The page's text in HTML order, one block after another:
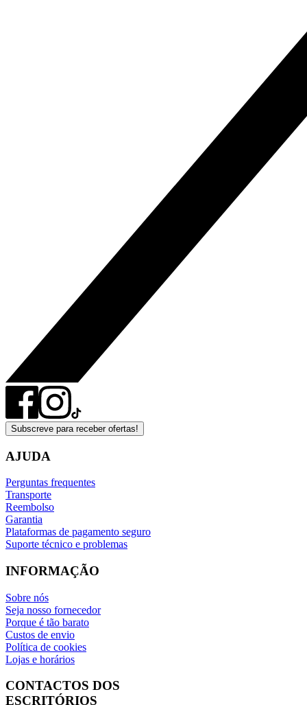
Subscreve para receber ofertas!
AJUDA
Perguntas frequentes
Transporte
Reembolso
Garantia
Plataformas de pagamento seguro
Suporte técnico e problemas
INFORMAÇÃO
Sobre nós
Seja nosso fornecedor
Porque é tão barato
Custos de envio
Política de cookies
Lojas e horários
CONTACTOS DOS
ESCRITÓRIOS